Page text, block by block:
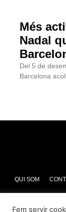
Més
Nadal
Del 5 de
Barcelona
QUI SOM
Fem servir